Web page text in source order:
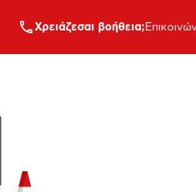
Xρειάζεσαι βοήθεια;